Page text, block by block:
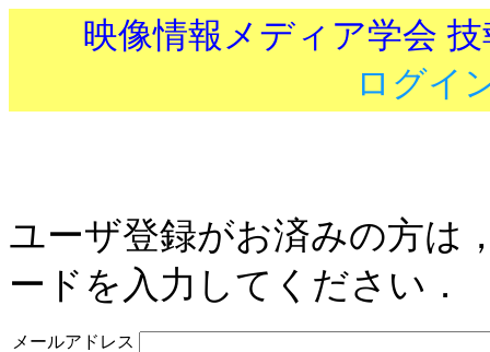
映像情報メディア学会
ログイ
ユーザ登録がお済みの方は
ードを入力してください．
メールアドレス